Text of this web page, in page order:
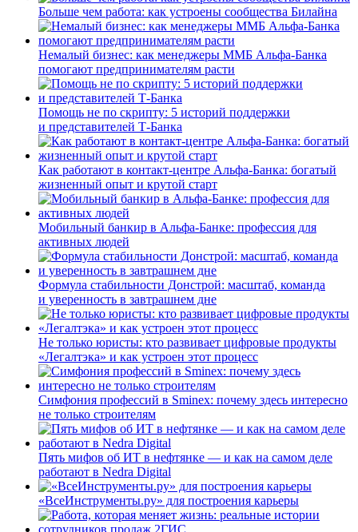
Больше чем работа: как устроены сообщества Билайна
Немалый бизнес: как менеджеры ММБ Альфа-Банка
помогают предпринимателям расти
Помощь не по скрипту: 5 историй поддержки
и представителей Т-Банка
Как работают в контакт-центре Альфа-Банка: богатый
жизненный опыт и крутой старт
Мобильный банкир в Альфа-Банке: профессия для
активных людей
Формула стабильности Донстрой: масштаб, команда
и уверенность в завтрашнем дне
Не только юристы: кто развивает цифровые продукты
«Легалтэка» и как устроен этот процесс
Симфония профессий в Sminex: почему здесь интересно
не только строителям
Пять мифов об ИТ в нефтянке — и как на самом деле
работают в Nedra Digital
«ВсеИнструменты.ру» для построения карьеры